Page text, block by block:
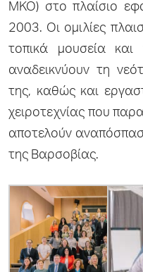
ΜΚΟ) στο πλαίσιο
2003. Οι ομιλίες
τοπικά μουσεία
αναδεικνύουν τη
της, καθώς και
χειροτεχνίας που
αποτελούν
της Βαρσοβίας.